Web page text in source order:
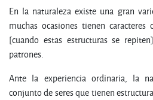
En la naturaleza existe una gran
muchas ocasiones tienen
[cuando estas estructuras se
patrones.
Ante la experiencia ordinaria, la
conjunto de seres que tienen